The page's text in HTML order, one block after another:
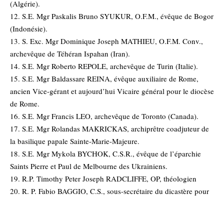
(Algérie).
12. S.E. Mgr Paskalis Bruno SYUKUR, O.F.M., évêque de Bogor
(Indonésie).
13. S. Exc. Mgr Dominique Joseph MATHIEU, O.F.M. Conv.,
archevêque de Téhéran Ispahan (Iran).
14. S.E. Mgr Roberto REPOLE, archevêque de Turin (Italie).
15. S.E. Mgr Baldassare REINA, évêque auxiliaire de Rome,
ancien Vice-gérant et aujourd’hui Vicaire général pour le diocèse
de Rome.
16. S.E. Mgr Francis LEO, archevêque de Toronto (Canada).
17. S.E. Mgr Rolandas MAKRICKAS, archiprêtre coadjuteur de
la basilique papale Sainte-Marie-Majeure.
18. S.E. Mgr Mykola BYCHOK, C.S.R., évêque de l’éparchie
Saints Pierre et Paul de Melbourne des Ukrainiens.
19. R.P. Timothy Peter Joseph RADCLIFFE, OP, théologien
20. R. P. Fabio BAGGIO, C.S., sous-secrétaire du dicastère pour